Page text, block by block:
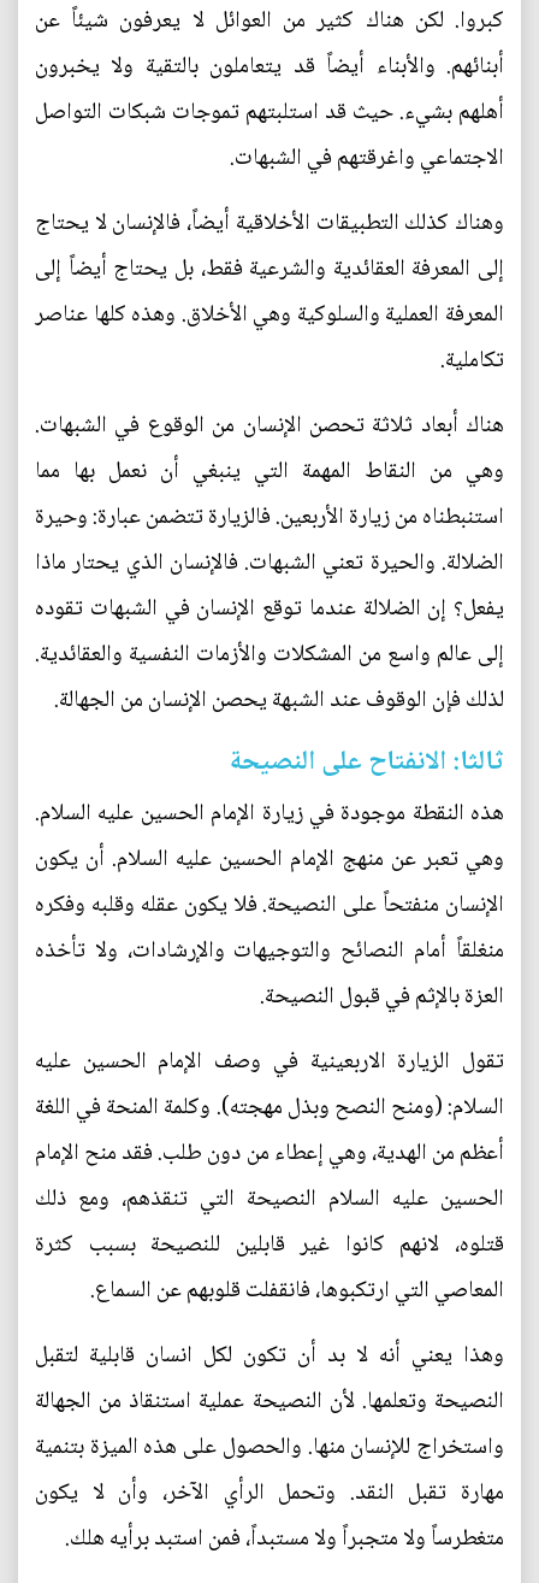
كبروا. لكن هناك كثير من العوائل لا يعرفون شيئاً عن
أبنائهم. والأبناء أيضاً قد يتعاملون بالتقية ولا يخبرون
أهلهم بشيء. حيث قد استلبتهم تموجات شبكات التواصل
الاجتماعي واغرقتهم في الشبهات.
وهناك كذلك التطبيقات الأخلاقية أيضاً، فالإنسان لا يحتاج
إلى المعرفة العقائدية والشرعية فقط، بل يحتاج أيضاً إلى
المعرفة العملية والسلوكية وهي الأخلاق. وهذه كلها عناصر
تكاملية.
هناك أبعاد ثلاثة تحصن الإنسان من الوقوع في الشبهات.
وهي من النقاط المهمة التي ينبغي أن نعمل بها مما
استنبطناه من زيارة الأربعين. فالزيارة تتضمن عبارة: وحيرة
الضلالة. والحيرة تعني الشبهات. فالإنسان الذي يحتار ماذا
يفعل؟ إن الضلالة عندما توقع الإنسان في الشبهات تقوده
إلى عالم واسع من المشكلات والأزمات النفسية والعقائدية.
لذلك فإن الوقوف عند الشبهة يحصن الإنسان من الجهالة.
ثالثا: الانفتاح على النصيحة
هذه النقطة موجودة في زيارة الإمام الحسين عليه السلام.
وهي تعبر عن منهج الإمام الحسين عليه السلام. أن يكون
الإنسان منفتحاً على النصيحة. فلا يكون عقله وقلبه وفكره
منغلقاً أمام النصائح والتوجيهات والإرشادات، ولا تأخذه
العزة بالإثم في قبول النصيحة.
تقول الزيارة الاربعينية في وصف الإمام الحسين عليه
السلام: (ومنح النصح وبذل مهجته). وكلمة المنحة في اللغة
أعظم من الهدية، وهي إعطاء من دون طلب. فقد منح الإمام
الحسين عليه السلام النصيحة التي تنقذهم، ومع ذلك
قتلوه، لانهم كانوا غير قابلين للنصيحة بسبب كثرة
المعاصي التي ارتكبوها، فانقفلت قلوبهم عن السماع.
وهذا يعني أنه لا بد أن تكون لكل انسان قابلية لتقبل
النصيحة وتعلمها. لأن النصيحة عملية استنقاذ من الجهالة
واستخراج للإنسان منها. والحصول على هذه الميزة بتنمية
مهارة تقبل النقد. وتحمل الرأي الآخر، وأن لا يكون
متغطرساً ولا متجبراً ولا مستبداً، فمن استبد برأيه هلك.